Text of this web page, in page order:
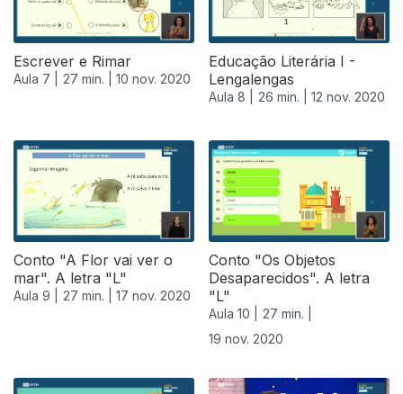
Escrever e Rimar
Aula 7 | 27 min. | 10 nov. 2020
Educação Literária I -
Lengalengas
Aula 8 | 26 min. | 12 nov. 2020
Conto "A Flor vai ver o
mar". A letra "L"
Aula 9 | 27 min. | 17 nov. 2020
Conto "Os Objetos
Desaparecidos". A letra
"L"
Aula 10 |
27 min. |
19 nov. 2020
508428